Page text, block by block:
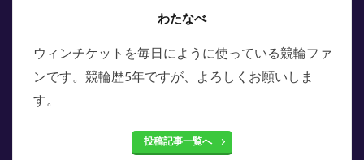
わたなべ
ウィンチケットを毎日にように使っている競輪ファ
ンです。競輪歴5年ですが、よろしくお願いしま
す。
投稿記事一覧へ